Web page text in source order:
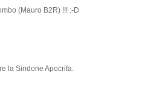
(Mauro B2R) !!! :-D
la Sindone Apocrifa.